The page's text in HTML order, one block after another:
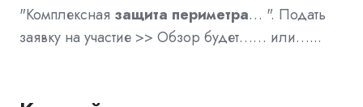
"Комплексная защита периметра… ". Подать
заявку на участие >> Обзор будет…… или…...